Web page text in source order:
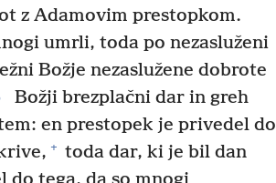
z Adamovim prestopkom.
umrli, toda po nezasluženi
Božje nezaslužene dobrote
Božji brezplačni dar in greh
en prestopek je privedel do
+ toda dar, ki je bil dan